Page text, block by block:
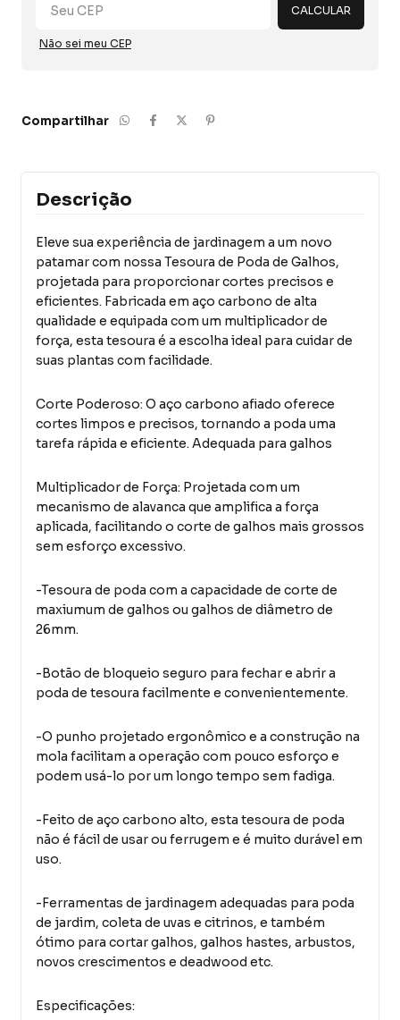
CALCULAR
Não sei meu CEP
Compartilhar
Descrição
Eleve sua experiência de jardinagem a um novo
patamar com nossa Tesoura de Poda de Galhos,
projetada para proporcionar cortes precisos e
eficientes. Fabricada em aço carbono de alta
qualidade e equipada com um multiplicador de
força, esta tesoura é a escolha ideal para cuidar de
suas plantas com facilidade.
Corte Poderoso: O aço carbono afiado oferece
cortes limpos e precisos, tornando a poda uma
tarefa rápida e eficiente. Adequada para galhos
Multiplicador de Força: Projetada com um
mecanismo de alavanca que amplifica a força
aplicada, facilitando o corte de galhos mais grossos
sem esforço excessivo.
-Tesoura de poda com a capacidade de corte de
maxiumum de galhos ou galhos de diâmetro de
26mm.
-Botão de bloqueio seguro para fechar e abrir a
poda de tesoura facilmente e convenientemente.
-O punho projetado ergonômico e a construção na
mola facilitam a operação com pouco esforço e
podem usá-lo por um longo tempo sem fadiga.
-Feito de aço carbono alto, esta tesoura de poda
não é fácil de usar ou ferrugem e é muito durável em
uso.
-Ferramentas de jardinagem adequadas para poda
de jardim, coleta de uvas e citrinos, e também
ótimo para cortar galhos, galhos hastes, arbustos,
novos crescimentos e deadwood etc.
Especificações: